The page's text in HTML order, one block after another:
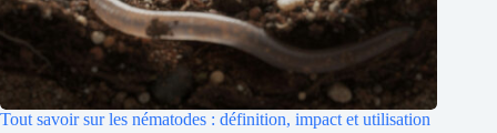
Tout savoir sur les nématodes : définition, impact et utilisation